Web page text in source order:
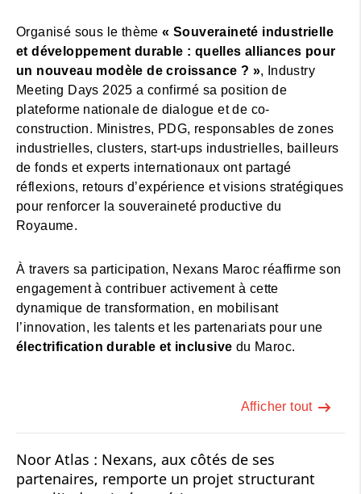
Organisé sous le thème« Souveraineté industrielle
et développement durable : quelles alliances pour
un nouveau modèle de croissance ? », Industry
Meeting Days 2025 a confirmé sa position de
plateforme nationale de dialogue et de co-
construction. Ministres, PDG, responsables de zones
industrielles, clusters, start-ups industrielles, bailleurs
de fonds et experts internationaux ont partagé
réflexions, retours d’expérience et visions stratégiques
pour renforcer la souveraineté productive du
Royaume.
À travers sa participation, Nexans Maroc réaffirme son
engagement à contribuer activement à cette
dynamique de transformation, en mobilisant
l’innovation, les talents et les partenariats pour une
électrification durable et inclusive du Maroc.
Afficher tout
Noor Atlas : Nexans, aux côtés de ses
partenaires, remporte un projet structurant